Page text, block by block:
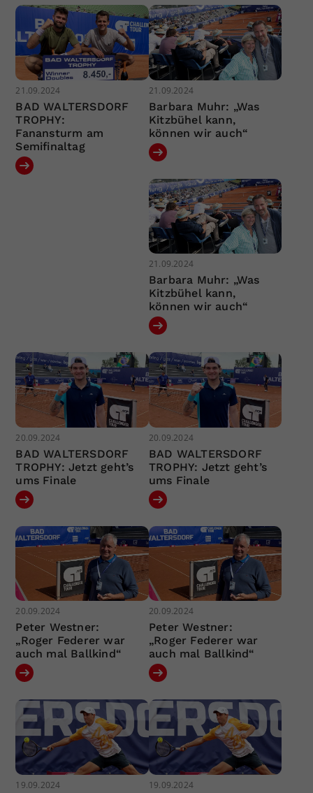
21.09.2024
BAD WALTERSDORF
TROPHY:
Fanansturm am
Semifinaltag
21.09.2024
Barbara Muhr: „Was
Kitzbühel kann,
können wir auch“
21.09.2024
Barbara Muhr: „Was
Kitzbühel kann,
können wir auch“
20.09.2024
BAD WALTERSDORF
TROPHY: Jetzt geht’s
ums Finale
20.09.2024
BAD WALTERSDORF
TROPHY: Jetzt geht’s
ums Finale
20.09.2024
Peter Westner:
„Roger Federer war
auch mal Ballkind“
20.09.2024
Peter Westner:
„Roger Federer war
auch mal Ballkind“
19.09.2024 19.09.2024